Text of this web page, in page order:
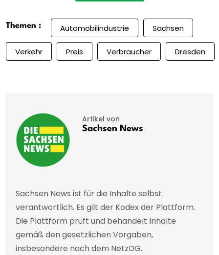
Themen : Automobilindustrie Sachsen
Verkehr Preis Verbraucher Dresden
Artikel von
Sachsen News
Sachsen News ist für die Inhalte selbst
verantwortlich. Es gilt der Kodex der Plattform.
Die Plattform prüft und behandelt Inhalte
gemäß den gesetzlichen Vorgaben,
insbesondere nach dem NetzDG.